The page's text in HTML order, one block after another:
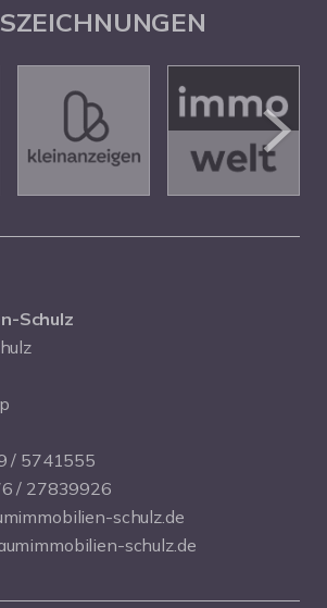
Schulz
/ 5741555
/ 27839926
schulz.de
schulz.de